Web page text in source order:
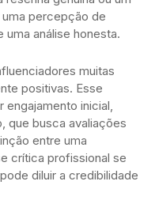
percepção de
análise honesta.
muitas
positivas. Esse
engajamento inicial,
que busca avaliações
entre uma
crítica profissional se
diluir a credibilidade